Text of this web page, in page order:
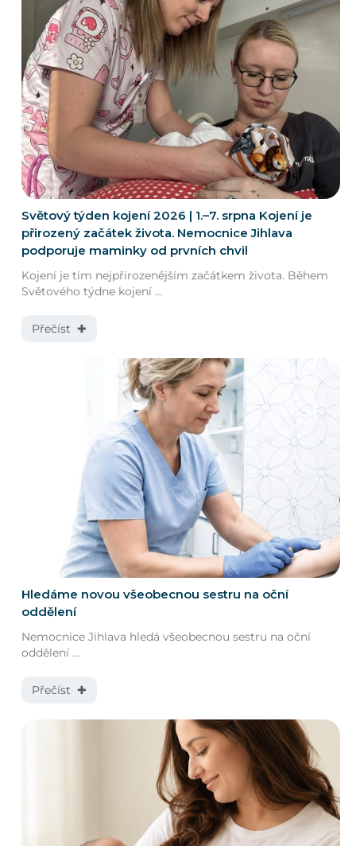
Světový týden kojení 2026 | 1.–7. srpna Kojení je
přirozený začátek života. Nemocnice Jihlava
podporuje maminky od prvních chvil
Kojení je tím nejpřirozenějším začátkem života. Během
Světového týdne kojení ...
Přečíst ✚
Hledáme novou všeobecnou sestru na oční
oddělení
Nemocnice Jihlava hledá všeobecnou sestru na oční
oddělení ...
Přečíst ✚